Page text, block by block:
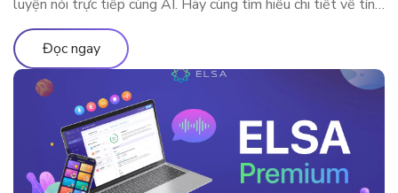
luyện nói trực tiếp cùng AI. Hãy cùng tìm hiểu chi tiết về tính
năng qua bài viết
Đọc ngay